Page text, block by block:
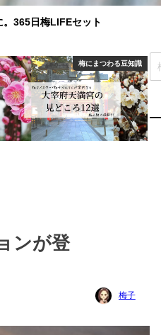
365日梅LIFEセット
梅にまつわる豆知識
ンが登
梅子